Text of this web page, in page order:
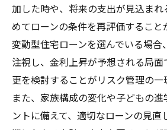
加した時や、将来の支出が見込ま
めてローンの条件を再評価すること
変動型住宅ローンを選んでいる場合
注視し、金利上昇が予想される局
更を検討することがリスク管理の一
また、家族構成の変化や子どもの
ントに備えて、適切なローンの見直